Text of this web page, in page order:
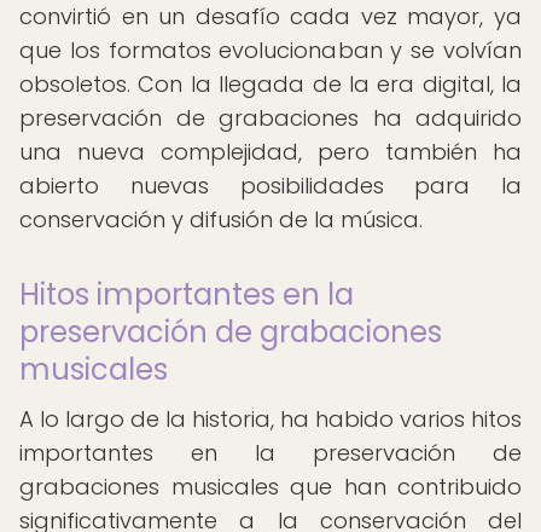
convirtió en un desafío cada vez mayor, ya
que los formatos evolucionaban y se volvían
obsoletos. Con la llegada de la era digital, la
preservación de grabaciones ha adquirido
una nueva complejidad, pero también ha
abierto nuevas posibilidades para la
conservación y difusión de la música.
Hitos importantes en la
preservación de grabaciones
musicales
A lo largo de la historia, ha habido varios hitos
importantes en la preservación de
grabaciones musicales que han contribuido
significativamente a la conservación del